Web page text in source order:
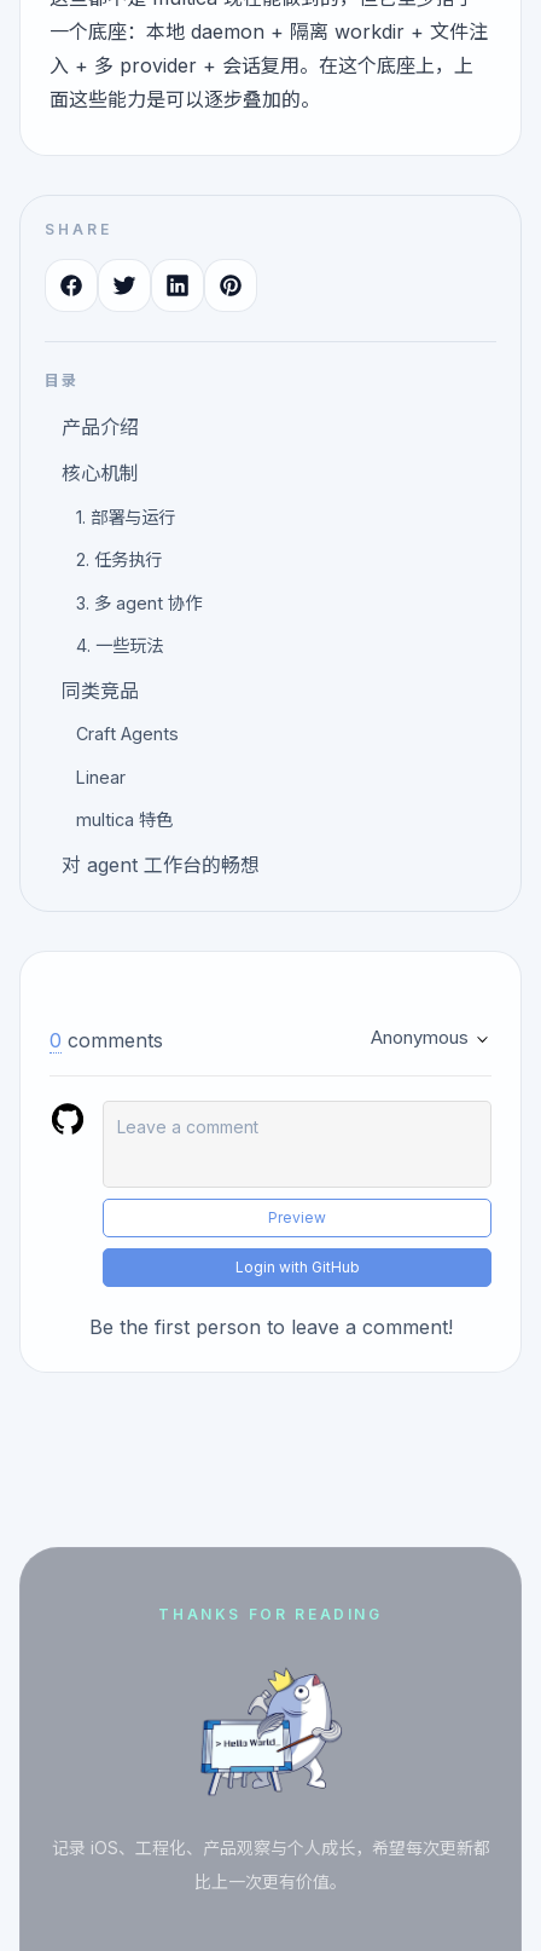
一个底座：本地 daemon + 隔离 workdir + 文件注
入 + 多 provider + 会话复用。在这个底座上，上
面这些能力是可以逐步叠加的。
SHARE
目录
产品介绍
核心机制
1. 部署与运行
2. 任务执行
3. 多 agent 协作
4. 一些玩法
同类竞品
Craft Agents
Linear
multica 特色
对 agent 工作台的畅想
0 comments Anonymous
Preview
Login with GitHub
Be the first person to leave a comment!
THANKS FOR READING
记录 iOS、工程化、产品观察与个人成长，希望每次更新都
比上一次更有价值。